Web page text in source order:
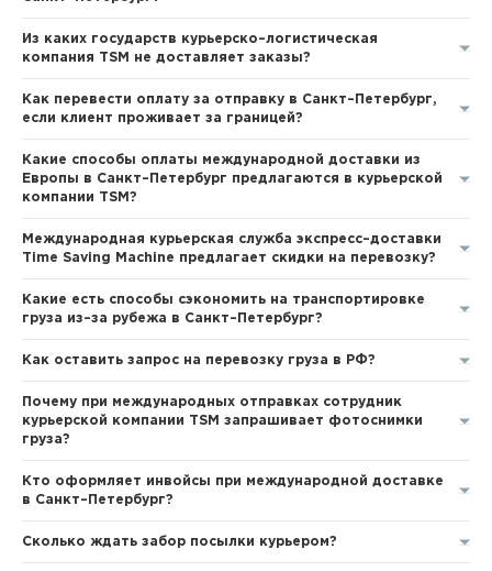
Из каких государств курьерско–логистическая
компания TSM не доставляет заказы?
Как перевести оплату за отправку в Санкт–Петербург,
если клиент проживает за границей?
Какие способы оплаты международной доставки из
Европы в Санкт–Петербург предлагаются в курьерской
компании TSM?
Международная курьерская служба экспресс–доставки
Time Saving Machine предлагает скидки на перевозку?
Какие есть способы сэкономить на транспортировке
груза из–за рубежа в Санкт–Петербург?
Как оставить запрос на перевозку груза в РФ?
Почему при международных отправках сотрудник
курьерской компании TSM запрашивает фотоснимки
груза?
Кто оформляет инвойсы при международной доставке
в Санкт–Петербург?
Сколько ждать забор посылки курьером?